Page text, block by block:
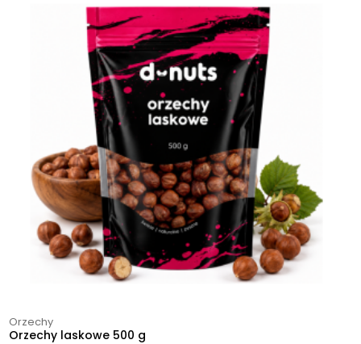
Orzechy
Orzechy laskowe 500 g